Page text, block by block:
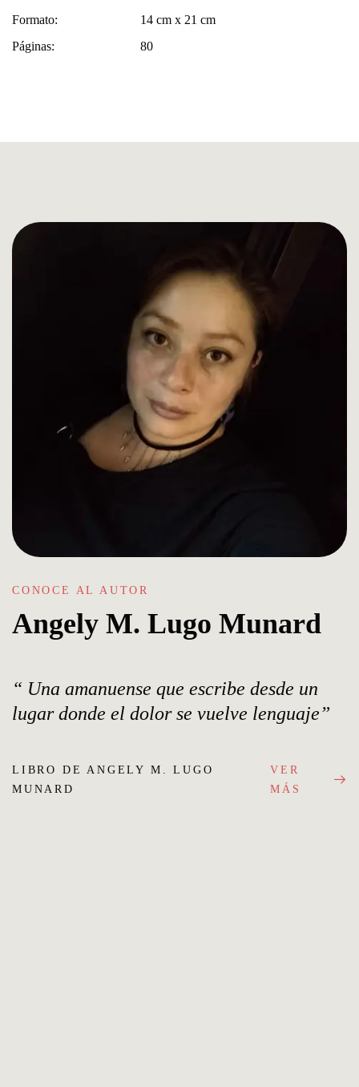
Formato:
14 cm x 21 cm
Páginas:
80
CONOCE AL AUTOR
Angely M. Lugo Munard
Una amanuense que escribe desde un
lugar donde el dolor se vuelve lenguaje
LIBRO DE ANGELY M. LUGO
MUNARD
VER
MÁS